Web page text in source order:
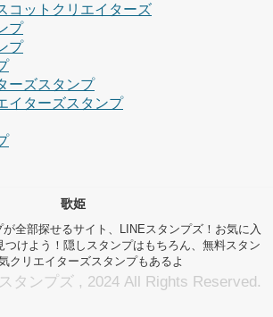
コットクリエイターズ
プ
プ
ーズスタンプ
イターズスタンプ
歌姫
全部探せるサイト、LINEスタンプズ！お気に入
つけよう！隠しスタンプはもちろん、無料スタン
クリエイターズスタンプもあるよ
タンプズ , 2024 All Rights Reserved.